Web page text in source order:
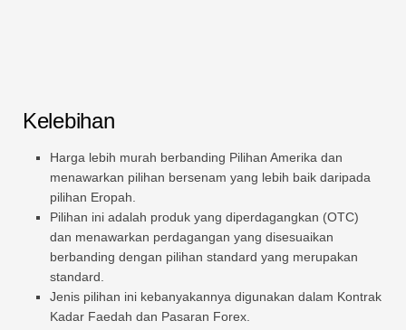
Kelebihan
Harga lebih murah berbanding Pilihan Amerika dan
menawarkan pilihan bersenam yang lebih baik daripada
pilihan Eropah.
Pilihan ini adalah produk yang diperdagangkan (OTC)
dan menawarkan perdagangan yang disesuaikan
berbanding dengan pilihan standard yang merupakan
standard.
Jenis pilihan ini kebanyakannya digunakan dalam Kontrak
Kadar Faedah dan Pasaran Forex.